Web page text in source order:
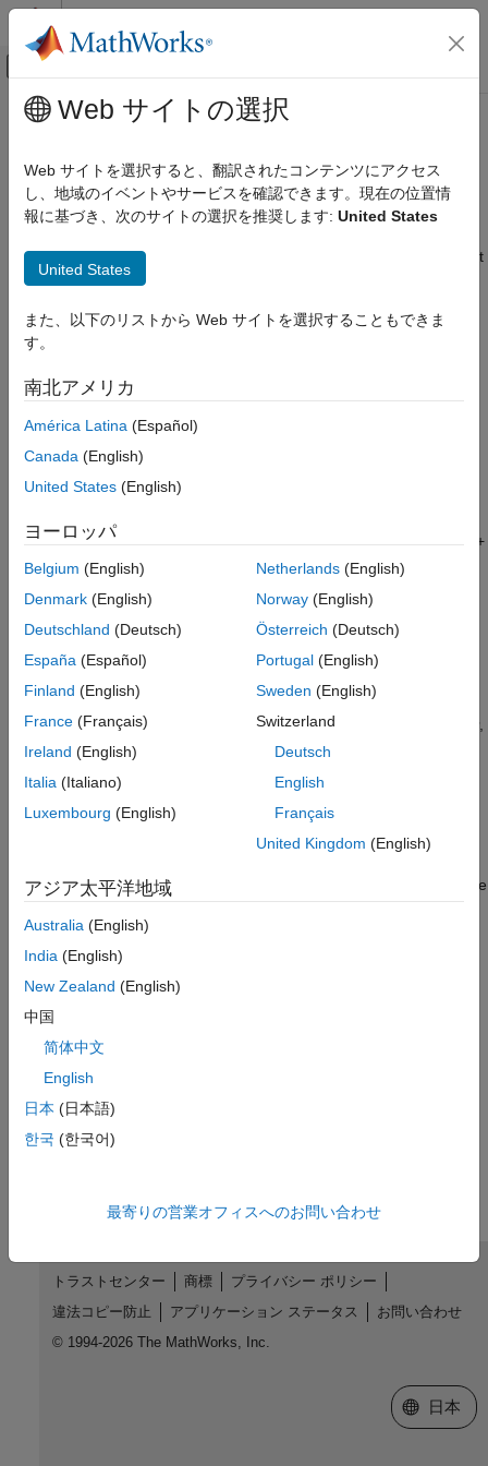
コンテンツへスキップ
オフキャンバス ナビゲーション メ
ドキュメンテーションのホーム
External Language Interfaces
C++ with MATLAB
Build MATLAB Interface to C/C++ Library
Library on Windows
ON THIS PAGE
Issue
Possible Solution
See Also
メインコンテンツ
Resolve Incompatible Debug Build
for C++ Library onWindows
Issue
If your MATLAB
interface includes a C++ shared library file built
in debug mode, it might be incompatible with MATLAB, causing
MATLAB or takes ownership of data created by MATLAB,
MATLAB and the library must use the same C or C++ run-time
libraries that are not compatible with the release version of the
run-time libraries that MATLAB uses. However, you can change
a debug project configuration to use a compatible version of a
library.
Configure your debug project using the same (nondebug) C/C++
run-time library as MATLAB.
For example, in Microsoft Visual Studio ®2022:
Highlight your project in theSolution Explorer
UnderConfiguration Properties>C/C++
,
remove_DEBUG Preprocessor Definitions
UnderConfiguration Properties>C/C++
Generation, change Runtime Library
After you build this project, add the dynamic-link library (
) file
to your library configuration as a compiled library file.
See Also
Topics
Troubleshooting MATLAB Interface to C/C++ Library Run-Time
Issues
Debug C++ Library from MATLAB Interface
Web サイトの選択
Web サイトを選択すると、翻訳されたコンテンツにアクセス
し、地域のイベントやサービスを確認できます。現在の位置情
報に基づき、次のサイトの選択を推奨します: United States
United States
また、以下のリストから Web サイトを選択することもできま
す。
南北アメリカ
América Latina (Español)
Canada (English)
United States (English)
ヨーロッパ
Belgium (English)
Denmark (English)
Deutschland (Deutsch)
España (Español)
Finland (English)
France (Français)
Ireland (English)
Italia (Italiano)
Luxembourg (English)
Netherlands(English)
Norway(English)
Österreich (Deutsch)
Portugal(English)
Sweden (English)
Switzerland
Deutsch
English
Français
United Kingdom (English)
アジア太平洋地域
Australia (English)
India (English)
New Zealand (English)
中国
简体中文
English
日本 (日本語)
한국 (한국어)
最寄りの営業オフィスへのお問い合わせ
トラストセンター 商標
プライバシー ポリシー
違法コピー防止
アプリケーション ステータス
お問い合わせ
© 1994-2026 The MathWorks, Inc.
Web サイ
日本